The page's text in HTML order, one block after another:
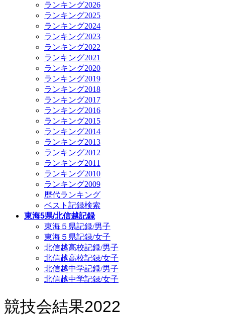
ランキング2026
ランキング2025
ランキング2024
ランキング2023
ランキング2022
ランキング2021
ランキング2020
ランキング2019
ランキング2018
ランキング2017
ランキング2016
ランキング2015
ランキング2014
ランキング2013
ランキング2012
ランキング2011
ランキング2010
ランキング2009
歴代ランキング
ベスト記録検索
東海5県/北信越記録
東海５県記録/男子
東海５県記録/女子
北信越高校記録/男子
北信越高校記録/女子
北信越中学記録/男子
北信越中学記録/女子
競技会結果2022